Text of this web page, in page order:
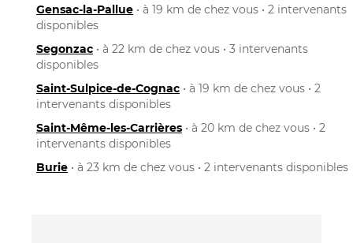
Gensac-la-Pallue • à 19 km de chez vous • 2 intervenants
disponibles
Segonzac • à 22 km de chez vous • 3 intervenants
disponibles
Saint-Sulpice-de-Cognac • à 19 km de chez vous • 2
intervenants disponibles
Saint-Même-les-Carrières • à 20 km de chez vous • 2
intervenants disponibles
Burie • à 23 km de chez vous • 2 intervenants disponibles